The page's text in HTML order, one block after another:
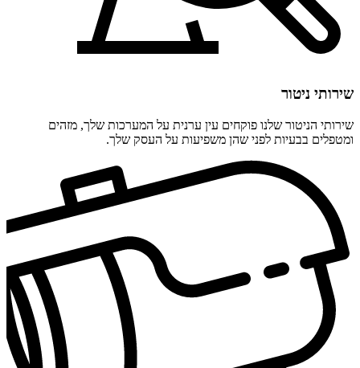
שירותי ניטור
שירותי הניטור שלנו פוקחים עין ערנית על המערכות שלך, מזהים
ומטפלים בבעיות לפני שהן משפיעות על העסק שלך.